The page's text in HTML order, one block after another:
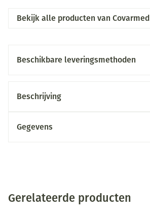
Bekijk alle producten van Covarmed
Beschikbare leveringsmethoden
Beschrijving
Gegevens
Gerelateerde producten